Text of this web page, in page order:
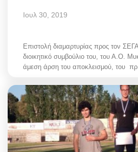
Ιουλ 30, 2019
Επιστολή διαμαρτυρίας προς τον
διοικητικό συμβούλιο του, του Α.Ο.
άμεση άρση του αποκλεισμού, του πρ